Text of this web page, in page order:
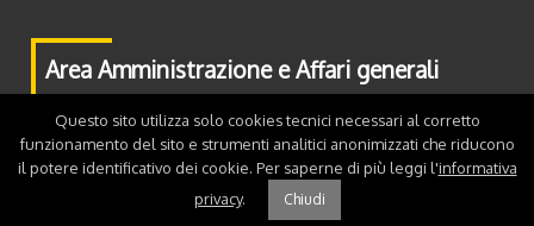
Area Amministrazione e Affari generali
Piazza Fiera, 2 - 38122 Trento
Contatti
Questo sito utilizza solo cookies tecnici necessari al corretto
funzionamento del sito e strumenti analitici anonimizzati che riducono
il potere identificativo dei cookie. Per saperne di più leggi l'informativa
privacy. Chiudi